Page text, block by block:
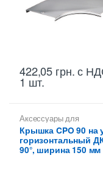
422,05 грн.с
1 шт.
Аксессуары для
металлических лотков
Крышки на повороты,
ответвители
Крышка CPO 90 на
горизонтальный
90°, ширина 150 мм